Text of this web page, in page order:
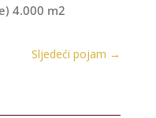
4.000 m2
Sljedeći pojam →